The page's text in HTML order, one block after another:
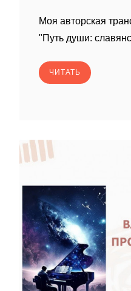
Моя авторская
"Путь души:
ЧИТАТЬ